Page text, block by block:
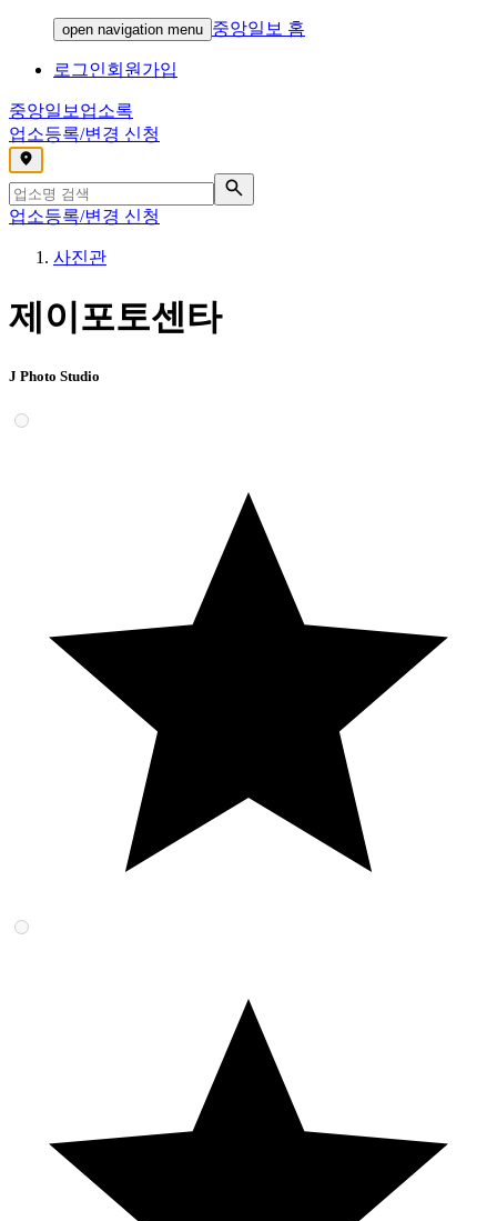
open navigation menu 중앙일보 홈
로그인회원가입
중앙일보 업소록
업소등록/변경 신청
,
업소등록/변경 신청
사진관
제이포토센타
J Photo Studio